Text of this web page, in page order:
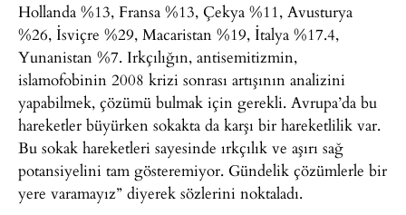
Hollanda %13, Fransa %13, Çekya %11, Avusturya
%26, İsviçre %29, Macaristan %19, İtalya %17.4,
Yunanistan %7. Irkçılığın, antisemitizmin,
islamofobinin 2008 krizi sonrası artışının analizini
yapabilmek, çözümü bulmak için gerekli. Avrupa’da bu
hareketler büyürken sokakta da karşı bir hareketlilik var.
Bu sokak hareketleri sayesinde ırkçılık ve aşırı sağ
potansiyelini tam gösteremiyor. Gündelik çözümlerle bir
yere varamayız” diyerek sözlerini noktaladı.